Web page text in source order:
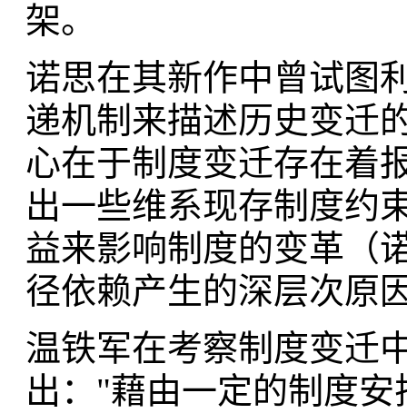
架。
诺思在其新作中曾试图
递机制来描述历史变迁
心在于制度变迁存在着
出一些维系现存制度约
益来影响制度的变革（
径依赖产生的深层次原
温铁军在考察制度变迁
出："藉由一定的制度